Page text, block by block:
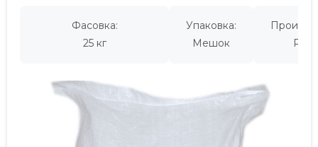
Фасовка:
25 кг
Упаковка:
Мешок